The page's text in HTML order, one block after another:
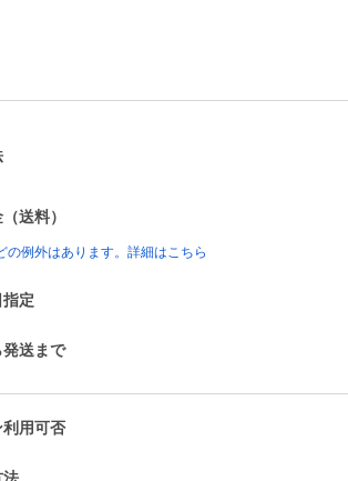
送料）
の例外はあります。詳細はこちら
定
送まで
用可否